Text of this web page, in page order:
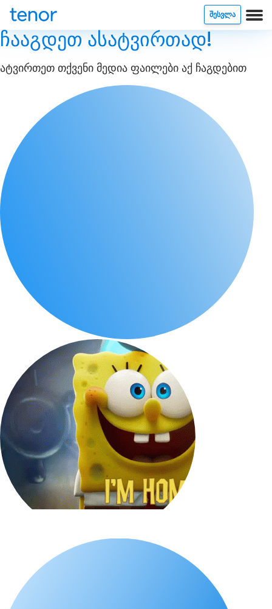
ᲨᲔᲡᲕᲚᲐ
ჩააგდეთ ასატვირთად!
ატვირთეთ თქვენი მედია ფაილები აქ ჩაგდებით